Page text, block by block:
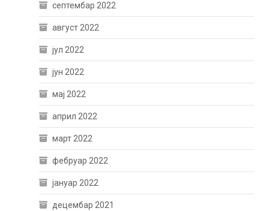
септембар 2022
август 2022
јул 2022
јун 2022
мај 2022
април 2022
март 2022
фебруар 2022
јануар 2022
децембар 2021